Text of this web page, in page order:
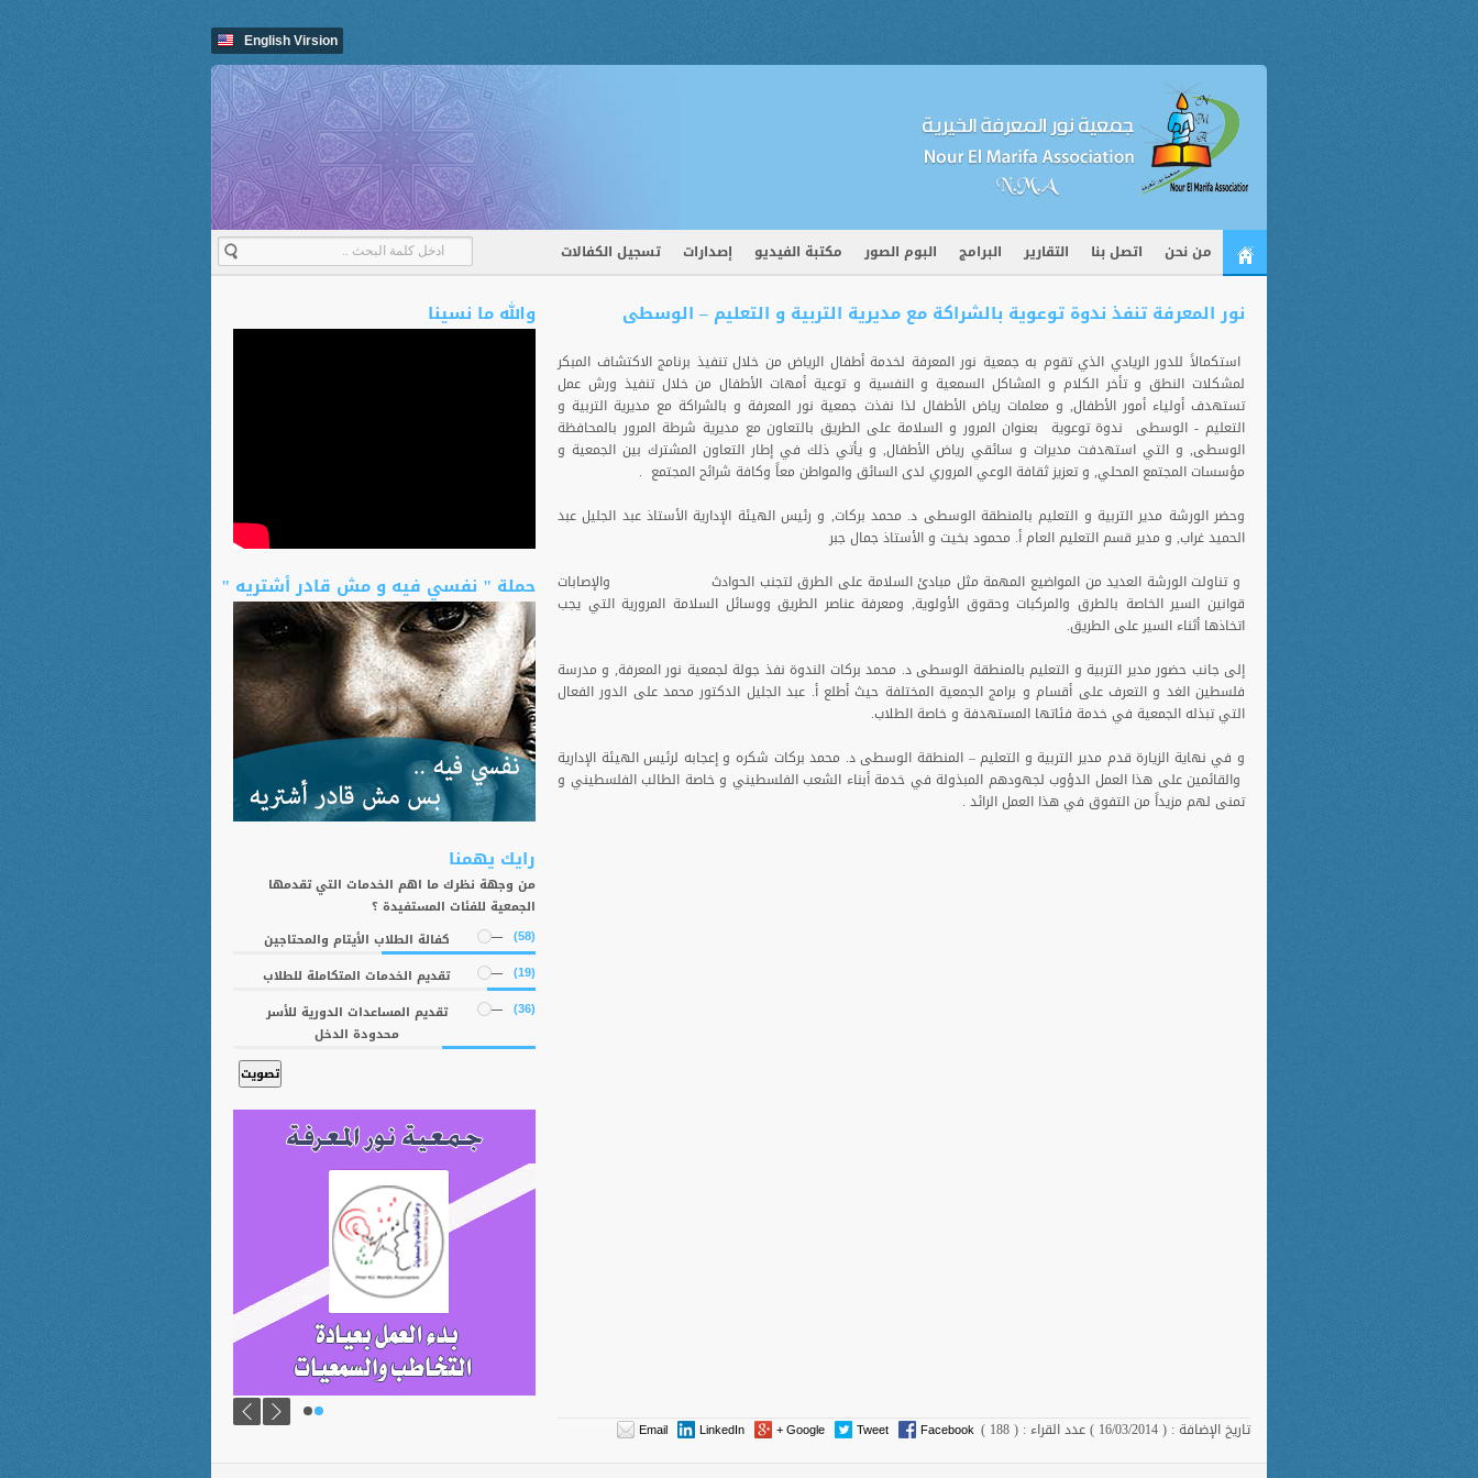
English Virsion
من نحن اتصل بنا التقارير البرامج البوم الصور مكتبة الفيديو إصدارات تسجيل الكفالات
والله ما نسينا
حملة " نفسي فيه و مش قادر أشتريه "
رايك يهمنا
من وجهة نظرك ما اهم الخدمات التي تقدمها
الجمعية للفئات المستفيدة ؟
(58) كفالة الطلاب الأيتام والمحتاجين
(19) تقديم الخدمات المتكاملة للطلاب
(36)
تقديم المساعدات الدورية للأسر
محدودة الدخل
نور المعرفة تنفذ ندوة توعوية بالشراكة مع مديرية التربية و التعليم – الوسطى
استكمالاً للدور الريادي الذي تقوم به جمعية نور المعرفة لخدمة أطفال الرياض من خلال تنفيذ برنامج الاكتشاف المبكر
لمشكلات النطق و تأخر الكلام و المشاكل السمعية و النفسية و توعية أمهات الأطفال من خلال تنفيذ ورش عمل
تستهدف أولياء أمور الأطفال, و معلمات رياض الأطفال لذا نفذت جمعية نور المعرفة و بالشراكة مع مديرية التربية و
التعليم - الوسطى ندوة توعوية بعنوان المرور و السلامة على الطريق بالتعاون مع مديرية شرطة المرور بالمحافظة
الوسطى, و التي استهدفت مديرات و سائقي رياض الأطفال, و يأتي ذلك في إطار التعاون المشترك بين الجمعية و
مؤسسات المجتمع المحلي, و تعزيز ثقافة الوعي المروري لدى السائق والمواطن معاً وكافة شرائح المجتمع .
وحضر الورشة مدير التربية و التعليم بالمنطقة الوسطى د. محمد بركات, و رئيس الهيئة الإدارية الأستاذ عبد الجليل عبد
الحميد غراب, و مدير قسم التعليم العام أ. محمود بخيت و الأستاذ جمال جبر
و تناولت الورشة العديد من المواضيع المهمة مثل مبادئ السلامة على الطرق لتجنب الحوادث والإصابات
قوانين السير الخاصة بالطرق والمركبات وحقوق الأولوية, ومعرفة عناصر الطريق ووسائل السلامة المرورية التي يجب
اتخاذها أثناء السير على الطريق.
إلى جانب حضور مدير التربية و التعليم بالمنطقة الوسطى د. محمد بركات الندوة نفذ جولة لجمعية نور المعرفة, و مدرسة
فلسطين الغد و التعرف على أقسام و برامج الجمعية المختلفة حيث أطلع أ. عبد الجليل الدكتور محمد على الدور الفعال
التي تبذله الجمعية في خدمة فئاتها المستهدفة و خاصة الطلاب.
و في نهاية الزيارة قدم مدير التربية و التعليم – المنطقة الوسطى د. محمد بركات شكره و إعجابه لرئيس الهيئة الإدارية
والقائمين على هذا العمل الدؤوب لجهودهم المبذولة في خدمة أبناء الشعب الفلسطيني و خاصة الطالب الفلسطيني و
تمنى لهم مزيداً من التفوق في هذا العمل الرائد .
تاريخ الإضافة : ( 16/03/2014 ) عدد القراء : ( 188 ) Facebook
Tweet
Google +
LinkedIn
Email